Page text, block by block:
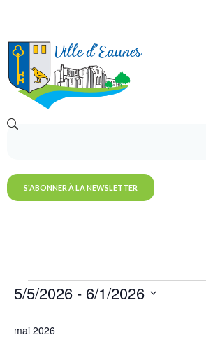
S'ABONNER À LA NEWSLETTER
5/5/2026 - 6/1/2026
date.
mai 2026